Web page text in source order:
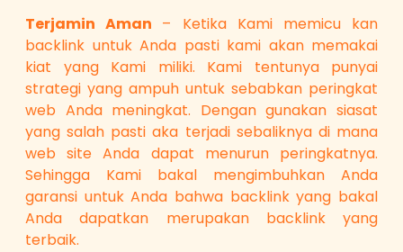
Terjamin Aman – Ketika Kami memicu kan
backlink untuk Anda pasti kami akan memakai
kiat yang Kami miliki. Kami tentunya punyai
strategi yang ampuh untuk sebabkan peringkat
web Anda meningkat. Dengan gunakan siasat
yang salah pasti aka terjadi sebaliknya di mana
web site Anda dapat menurun peringkatnya.
Sehingga Kami bakal mengimbuhkan Anda
garansi untuk Anda bahwa backlink yang bakal
Anda dapatkan merupakan backlink yang
terbaik.